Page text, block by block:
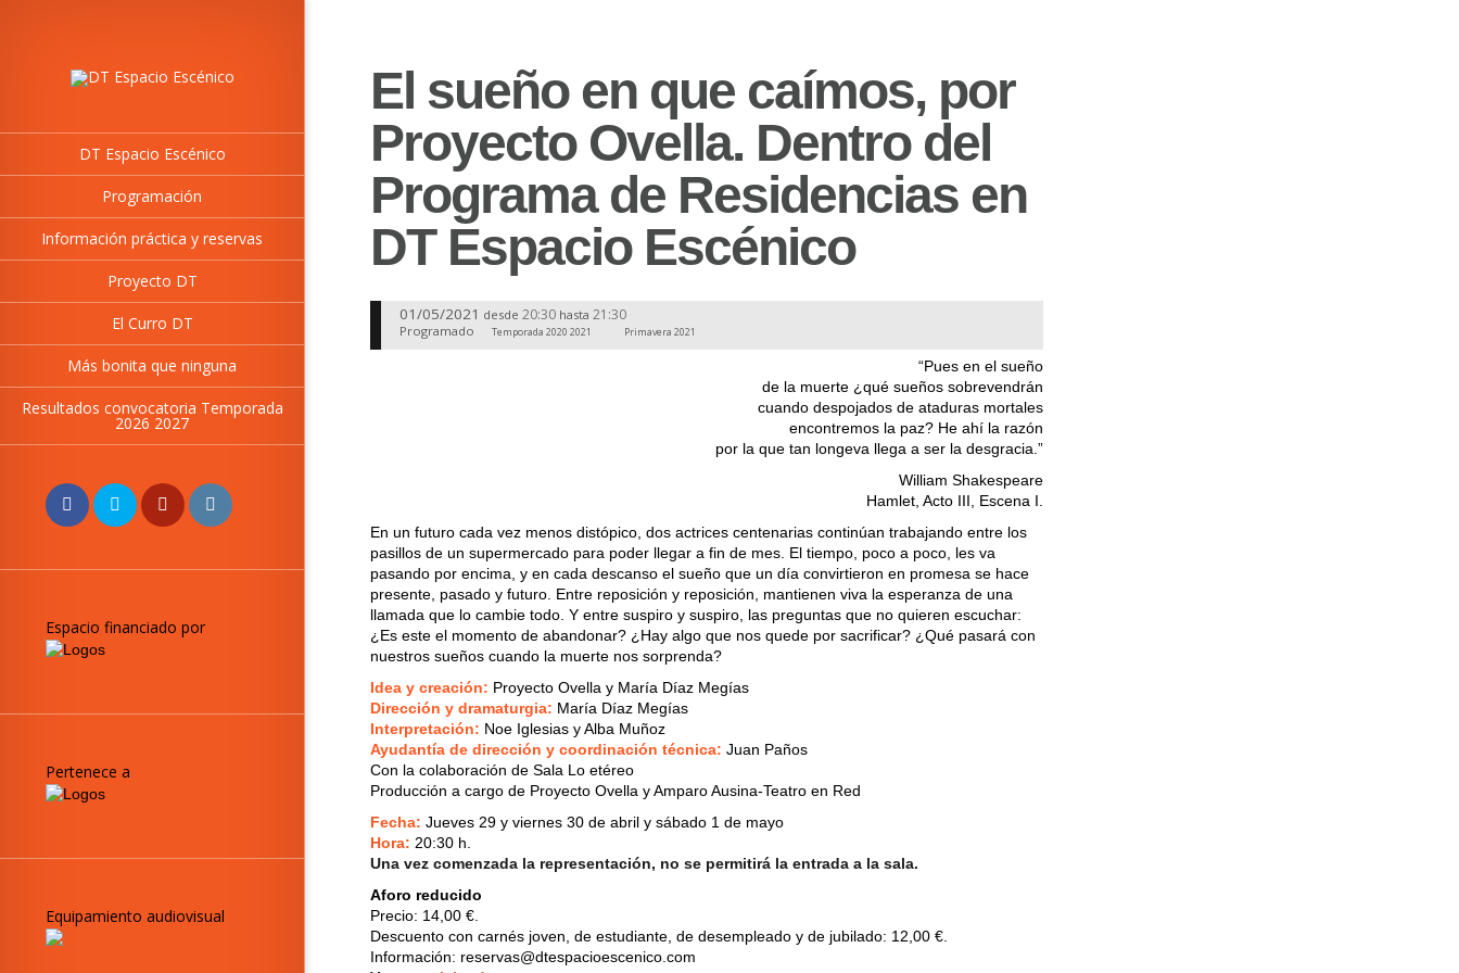
DT Espacio Escénico
Programación
Información práctica y reservas
Proyecto DT
El Curro DT
Más bonita que ninguna
Resultados convocatoria Temporada
2026 2027
Espacio financiado por
Pertenece a
Equipamiento audiovisual
El sueño en que caímos, por
Proyecto Ovella. Dentro del
Programa de Residencias en
DT Espacio Escénico
01/05/2021 desde 20:30 hasta 21:30
Programado Temporada 2020 2021 Primavera 2021
“Pues en el sueño
de la muerte ¿qué sueños sobrevendrán
cuando despojados de ataduras mortales
encontremos la paz? He ahí la razón
por la que tan longeva llega a ser la desgracia.”
William Shakespeare
Hamlet, Acto III, Escena I.
En un futuro cada vez menos distópico, dos actrices centenarias continúan trabajando entre los
pasillos de un supermercado para poder llegar a fin de mes. El tiempo, poco a poco, les va
pasando por encima, y en cada descanso el sueño que un día convirtieron en promesa se hace
presente, pasado y futuro. Entre reposición y reposición, mantienen viva la esperanza de una
llamada que lo cambie todo. Y entre suspiro y suspiro, las preguntas que no quieren escuchar:
¿Es este el momento de abandonar? ¿Hay algo que nos quede por sacrificar? ¿Qué pasará con
nuestros sueños cuando la muerte nos sorprenda?
Idea y creación: Proyecto Ovella y María Díaz Megías
Dirección y dramaturgia: María Díaz Megías
Interpretación: Noe Iglesias y Alba Muñoz
Ayudantía de dirección y coordinación técnica: Juan Paños
Con la colaboración de Sala Lo etéreo
Producción a cargo de Proyecto Ovella y Amparo Ausina-Teatro en Red
Fecha: Jueves 29 y viernes 30 de abril y sábado 1 de mayo
Hora: 20:30 h.
Una vez comenzada la representación, no se permitirá la entrada a la sala.
Aforo reducido
Precio: 14,00 €.
Descuento con carnés joven, de estudiante, de desempleado y de jubilado: 12,00 €.
Información: reservas@dtespacioescenico.com